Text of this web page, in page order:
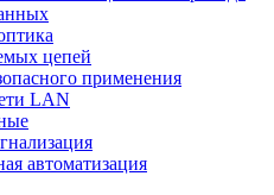
цепей
применения
LAN
автоматизация